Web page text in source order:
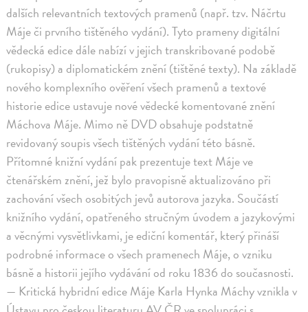
dalších relevantních textových pramenů (např. tzv. Náčrtu
Máje či prvního tištěného vydání). Tyto prameny digitální
vědecká edice dále nabízí v jejich transkribované podobě
(rukopisy) a diplomatickém znění (tištěné texty). Na základě
nového komplexního ověření všech pramenů a textové
historie edice ustavuje nové vědecké komentované znění
Máchova Máje. Mimo ně DVD obsahuje podstatně
revidovaný soupis všech tištěných vydání této básně.
Přítomné knižní vydání pak prezentuje text Máje ve
čtenářském znění, jež bylo pravopisně aktualizováno při
zachování všech osobitých jevů autorova jazyka. Součástí
knižního vydání, opatřeného stručným úvodem a jazykovými
a věcnými vysvětlivkami, je ediční komentář, který přináší
podrobné informace o všech pramenech Máje, o vzniku
básně a historii jejího vydávání od roku 1836 do současnosti.
— Kritická hybridní edice Máje Karla Hynka Máchy vznikla v